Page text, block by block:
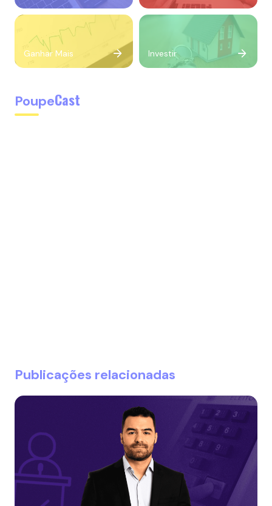
Ganhar Mais Investir
PoupeCast
Publicações relacionadas